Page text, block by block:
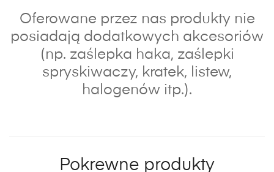
Oferowane przez nas produkty nie
posiadają dodatkowych akcesoriów
(np. zaślepka haka, zaślepki
spryskiwaczy, kratek, listew,
halogenów itp.).
Pokrewne produkty